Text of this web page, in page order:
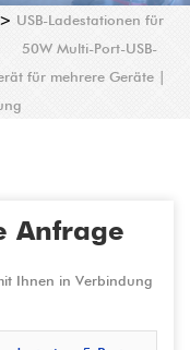
> USB-Ladestationen für
50W Multi-Port-USB-
für mehrere Geräte |
Anfrage
Ihnen in Verbindung